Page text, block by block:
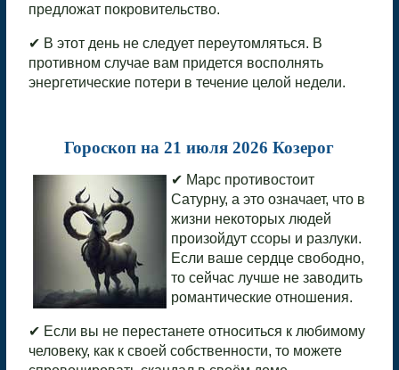
предложат покровительство.
✔ В этот день не следует переутомляться. В
противном случае вам придется восполнять
энергетические потери в течение целой недели.
Гороскоп на 21 июля 2026 Козерог
✔ Марс противостоит
Сатурну, а это означает, что в
жизни некоторых людей
произойдут ссоры и разлуки.
Если ваше сердце свободно,
то сейчас лучше не заводить
романтические отношения.
✔ Если вы не перестанете относиться к любимому
человеку, как к своей собственности, то можете